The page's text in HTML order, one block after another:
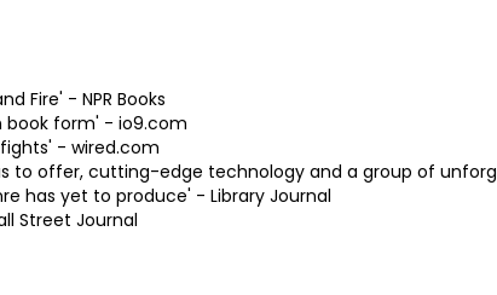
Fire' - NPR Books
book form' - io9.com
- wired.com
to offer, cutting-edge technology and a group of
has yet to produce' - Library Journal
Street Journal